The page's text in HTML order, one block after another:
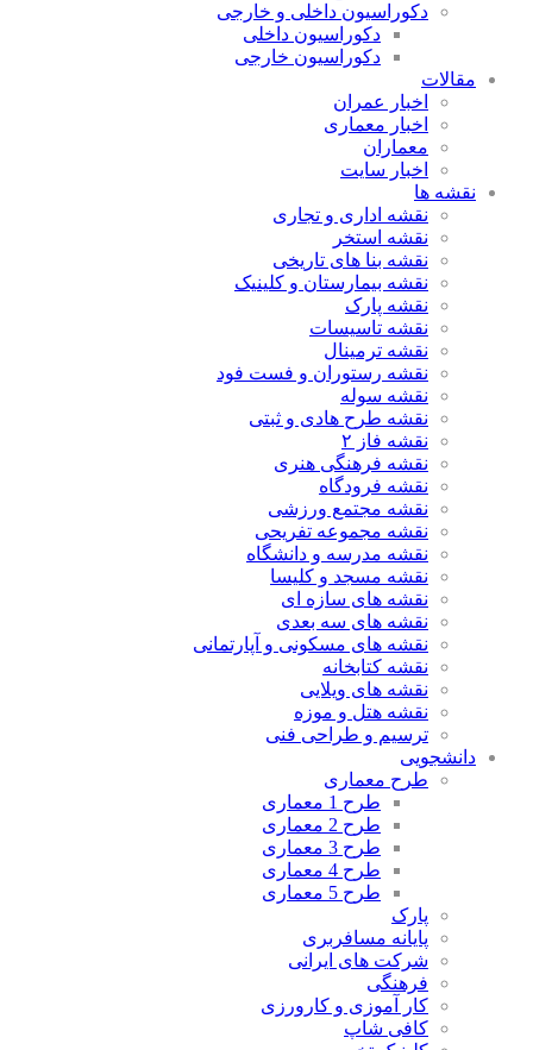
دکوراسیون داخلی و خارجی
دکوراسیون داخلی
دکوراسیون خارجی
مقالات
اخبار عمران
اخبار معماری
معماران
اخبار سایت
نقشه ها
نقشه اداری و تجاری
نقشه استخر
نقشه بنا های تاریخی
نقشه بیمارستان و کلینیک
نقشه پارک
نقشه تاسیسات
نقشه ترمینال
نقشه رستوران و فست فود
نقشه سوله
نقشه طرح هادی و ثبتی
نقشه فاز ۲
نقشه فرهنگی هنری
نقشه فرودگاه
نقشه مجتمع ورزشی
نقشه مجموعه تفریحی
نقشه مدرسه و دانشگاه
نقشه مسجد و کلیسا
نقشه های سازه ای
نقشه های سه بعدی
نقشه های مسکونی و آپارتمانی
نقشه کتابخانه
نقشه های ویلایی
نقشه هتل و موزه
ترسیم و طراحی فنی
دانشجویی
طرح معماری
طرح 1 معماری
طرح 2 معماری
طرح 3 معماری
طرح 4 معماری
طرح 5 معماری
پارک
پایانه مسافربری
شرکت های ایرانی
فرهنگی
کار آموزی و کارورزی
کافی شاپ